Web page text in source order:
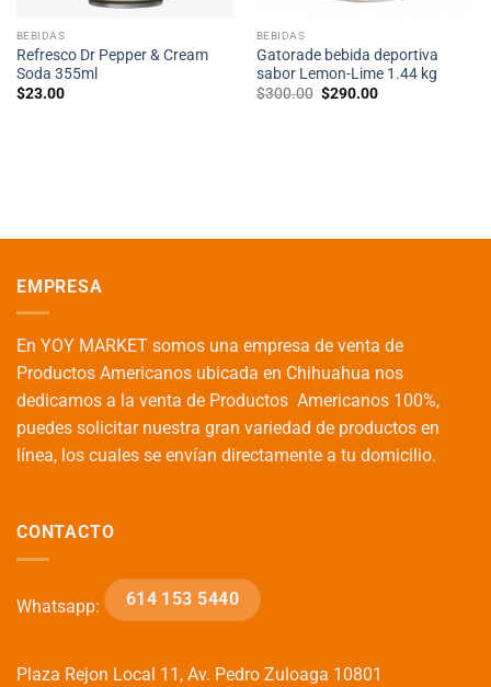
BEBIDAS
Refresco Dr Pepper & Cream
Soda 355ml
$23.00
BEBIDAS
Gatorade bebida deportiva
sabor Lemon-Lime 1.44 kg
$300.00 Original
$290.00Current
EMPRESA
En YOY MARKET somos una empresa de venta de
Productos Americanos ubicada en Chihuahua nos
dedicamos a la venta de Productos Americanos 100%,
puedes solicitar nuestra gran variedad de productos en
línea, los cuales se envían directamente a tu domicilio.
CONTACTO
Whatsapp: 614 153 5440
Plaza Rejon Local 11, Av. Pedro Zuloaga 10801